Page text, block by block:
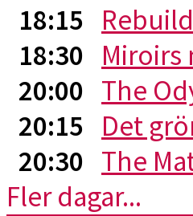
18:15
18:30 Miroirs
20:00 The
20:15 Det
20:30 The
Fler dagar...